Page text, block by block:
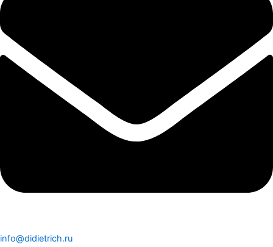
info@didietrich.ru